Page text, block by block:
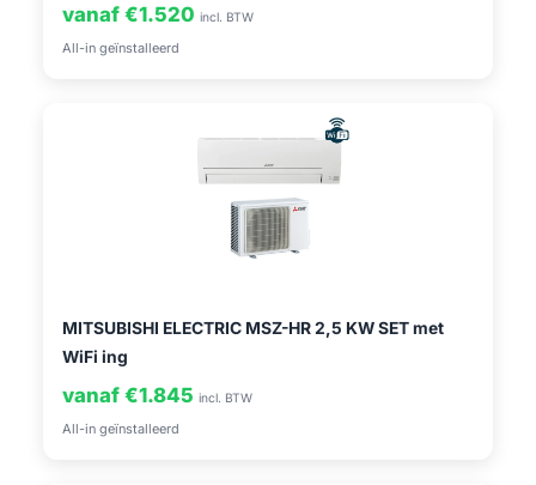
vanaf €1.520 incl. BTW
All-in geïnstalleerd
MITSUBISHI ELECTRIC MSZ-HR 2,5 KW SET met
WiFi ing
vanaf €1.845 incl. BTW
All-in geïnstalleerd